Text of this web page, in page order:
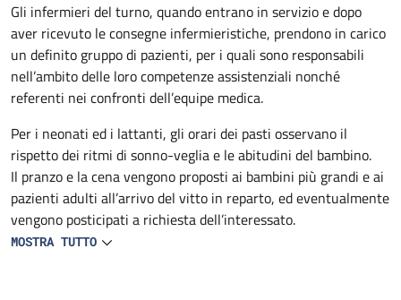
Gli infermieri del turno, quando entrano in servizio e dopo
aver ricevuto le consegne infermieristiche, prendono in carico
un definito gruppo di pazienti, per i quali sono responsabili
nell’ambito delle loro competenze assistenziali nonché
referenti nei confronti dell’equipe medica.
Per i neonati ed i lattanti, gli orari dei pasti osservano il
rispetto dei ritmi di sonno-veglia e le abitudini del bambino.
Il pranzo e la cena vengono proposti ai bambini più grandi e ai
pazienti adulti all’arrivo del vitto in reparto, ed eventualmente
vengono posticipati a richiesta dell’interessato.
MOSTRA TUTTO